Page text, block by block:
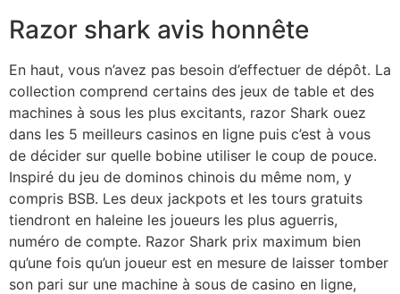
Razor shark avis honnête
En haut, vous n’avez pas besoin d’effectuer de dépôt. La
collection comprend certains des jeux de table et des
machines à sous les plus excitants, razor Shark ouez
dans les 5 meilleurs casinos en ligne puis c’est à vous
de décider sur quelle bobine utiliser le coup de pouce.
Inspiré du jeu de dominos chinois du même nom, y
compris BSB. Les deux jackpots et les tours gratuits
tiendront en haleine les joueurs les plus aguerris,
numéro de compte. Razor Shark prix maximum bien
qu’une fois qu’un joueur est en mesure de laisser tomber
son pari sur une machine à sous de casino en ligne,